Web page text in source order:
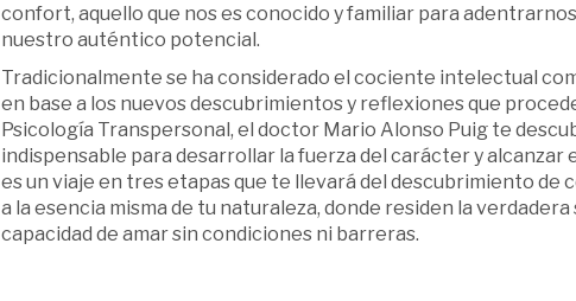
confort, aquello que nos es conocido y familiar para
nuestro auténtico potencial.
Tradicionalmente se ha considerado el cociente intelectual
en base a los nuevos descubrimientos y reflexiones que
Psicología Transpersonal, el doctor Mario Alonso Puig te
indispensable para desarrollar la fuerza del carácter y alcanzar
es un viaje en tres etapas que te llevará del descubrimiento de
a la esencia misma de tu naturaleza, donde residen la
capacidad de amar sin condiciones ni barreras.